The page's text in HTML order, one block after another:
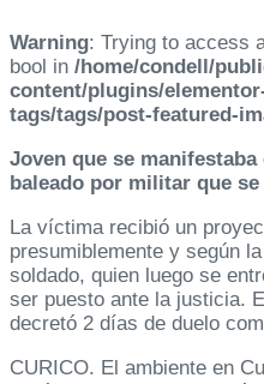
Warning: Trying to access
bool in /home/condell/
content/plugins/
tags/tags/post-featured-
Joven que se
baleado por militar que
La víctima recibió un
presumiblemente y según
soldado, quien luego se
ser puesto ante la justicia.
decretó 2 días de duelo
CURICO. El ambiente en